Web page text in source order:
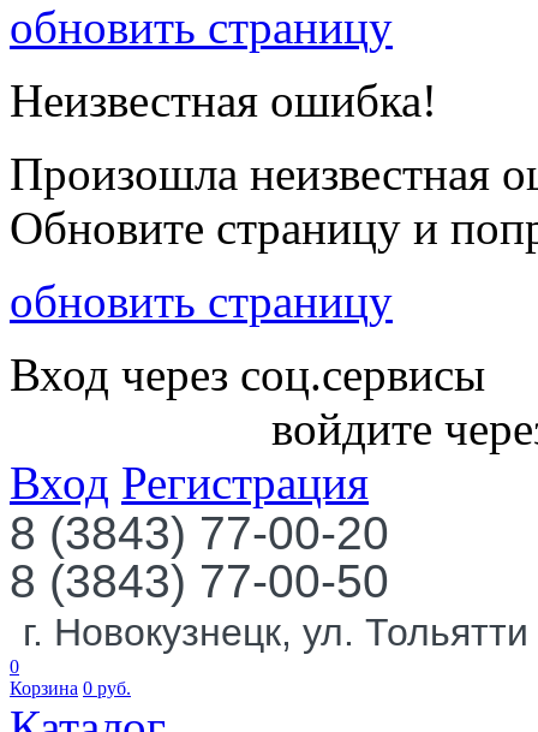
обновить страницу
Неизвестная ошибка!
Произошла неизвестная
Обновите страницу и
обновить страницу
Вход через соц.сервисы
войдите
Вход Регистрация
8 (3843) 77-00-20
8 (3843) 77-00-50
г. Новокузнецк, ул.
0
Корзина 0 руб.